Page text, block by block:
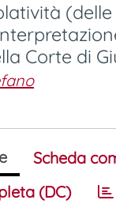
(delle
Corte di
Scheda
(DC)